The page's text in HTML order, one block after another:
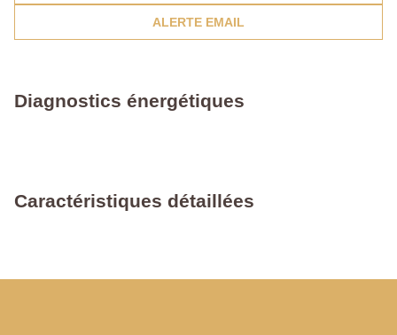
ALERTE EMAIL
Diagnostics énergétiques
Caractéristiques détaillées